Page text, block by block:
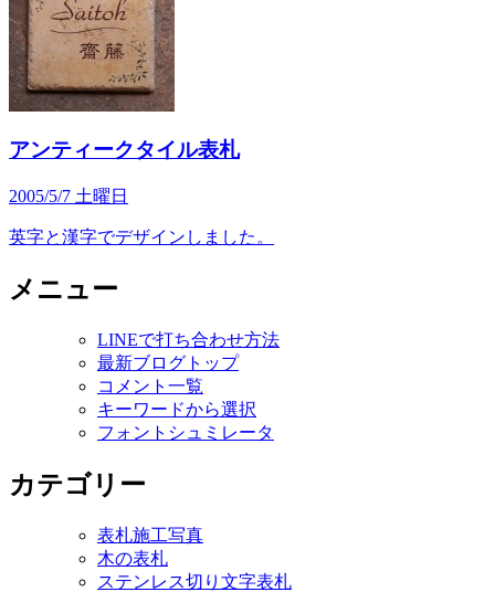
アンティークタイル表札
2005/5/7 土曜日
英字と漢字でデザインしました。
メニュー
LINEで打ち合わせ方法
最新ブログトップ
コメント一覧
キーワードから選択
フォントシュミレータ
カテゴリー
表札施工写真
木の表札
ステンレス切り文字表札